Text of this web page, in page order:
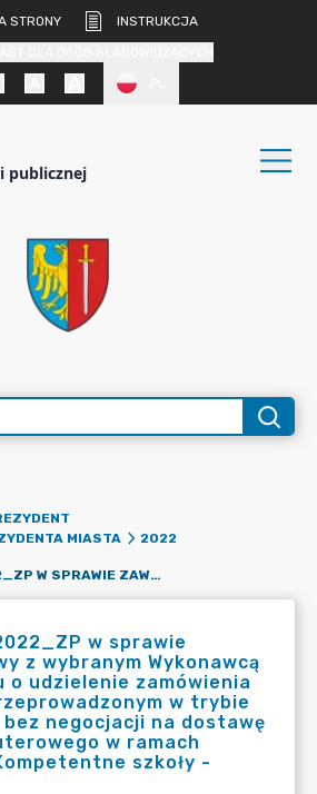
STRONY
INSTRUKCJA
publicznej
MIASTA
2022
OR.0050.1016.2022_ZP W SPRAWIE ZAWARCIA UMOWY Z WYBRANYM WYKONAWCĄ W POSTĘPOWNIU O UDZIELENIE ZAMÓWIENIA PUBLICZNEGO PRZEPROWADZONYM W TRYBIE PODSTAWOWYM BEZ NEGOCJACJI NA DOSTAWĘ SPRZĘTU KOMPUTEROWEGO W RAMACH PROJEKTU PN. "KOMPETENTNE SZKOŁY - POPRAWA J
w sprawie
z wybranym Wykonawcą
o udzielenie zamówienia
w trybie
negocjacji na dostawę
w ramach
szkoły -